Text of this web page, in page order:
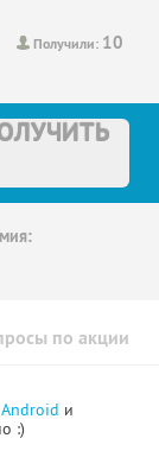
Получили: 10
по акции
Android и
:)